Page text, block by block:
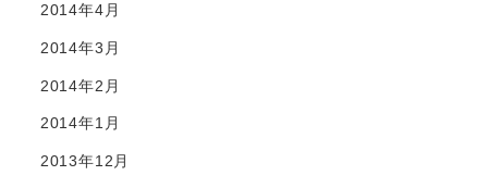
2014年4月
2014年3月
2014年2月
2014年1月
2013年12月